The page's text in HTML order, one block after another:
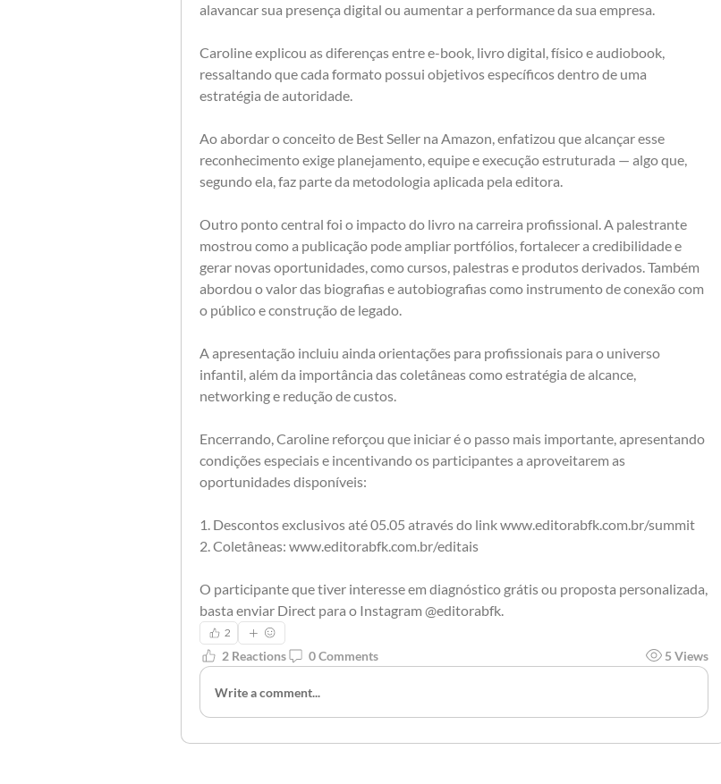
alavancar sua presença digital ou aumentar a performance da sua empresa.
Caroline explicou as diferenças entre e-book, livro digital, físico e audiobook,
ressaltando que cada formato possui objetivos específicos dentro de uma
estratégia de autoridade.
Ao abordar o conceito de Best Seller na Amazon, enfatizou que alcançar esse
reconhecimento exige planejamento, equipe e execução estruturada — algo que,
segundo ela, faz parte da metodologia aplicada pela editora.
Outro ponto central foi o impacto do livro na carreira profissional. A palestrante
mostrou como a publicação pode ampliar portfólios, fortalecer a credibilidade e
gerar novas oportunidades, como cursos, palestras e produtos derivados. Também
abordou o valor das biografias e autobiografias como instrumento de conexão com
o público e construção de legado.
A apresentação incluiu ainda orientações para profissionais para o universo
infantil, além da importância das coletâneas como estratégia de alcance,
networking e redução de custos.
Encerrando, Caroline reforçou que iniciar é o passo mais importante, apresentando
condições especiais e incentivando os participantes a aproveitarem as
oportunidades disponíveis:
1. Descontos exclusivos até 05.05 através do link www.editorabfk.com.br/summit
2. Coletâneas: www.editorabfk.com.br/editais
O participante que tiver interesse em diagnóstico grátis ou proposta personalizada,
basta enviar Direct para o Instagram @editorabfk.
2
2 Reactions 0 Comments 5 Views
Write a comment...